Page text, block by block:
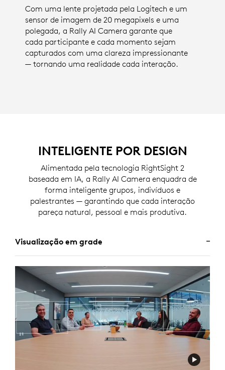
Com uma lente projetada pela Logitech e um
sensor de imagem de 20 megapixels e uma
polegada, a Rally AI Camera garante que
cada participante e cada momento sejam
capturados com uma clareza impressionante
— tornando uma realidade cada interação.
INTELIGENTE POR DESIGN
Alimentada pela tecnologia RightSight 2
baseada em IA, a Rally AI Camera enquadra de
forma inteligente grupos, indivíduos e
palestrantes — garantindo que cada interação
pareça natural, pessoal e mais produtiva.
Visualização em grade